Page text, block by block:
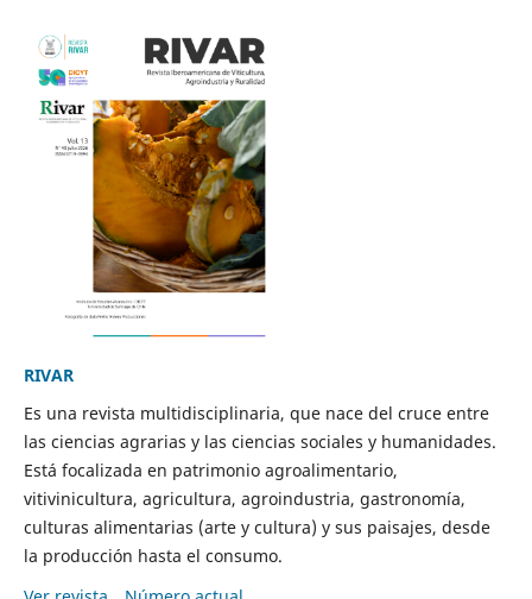
RIVAR
Es una revista multidisciplinaria, que nace del cruce entre
las ciencias agrarias y las ciencias sociales y humanidades.
Está focalizada en patrimonio agroalimentario,
vitivinicultura, agricultura, agroindustria, gastronomía,
culturas alimentarias (arte y cultura) y sus paisajes, desde
la producción hasta el consumo.